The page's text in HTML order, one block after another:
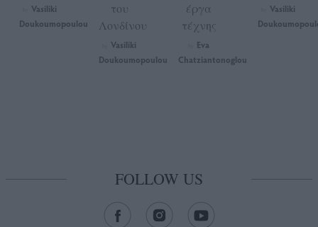
Vasiliki
Doukoumopoulou
του
Λονδίνου
Vasiliki
Doukoumopoulou
έργα
τέχνης
Eva
Chatziantonoglou
Vasiliki
FOLLOW US